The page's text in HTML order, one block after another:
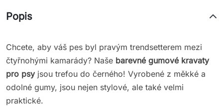
Popis
Chcete, aby váš pes byl pravým trendsetterem mezi
čtyřnohými kamarády? Naše barevné gumové kravaty
pro psy jsou trefou do černého! Vyrobené z měkké a
odolné gumy, jsou nejen stylové, ale také velmi
praktické.